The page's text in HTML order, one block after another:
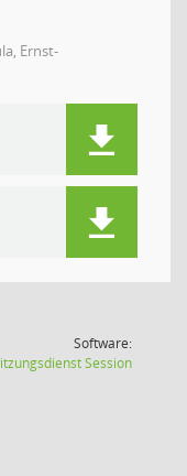
Ernst-
Software:
Session(Wird in